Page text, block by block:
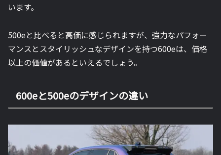
います。
500eと比べると高価に感じられますが、強力なパフォー
マンスとスタイリッシュなデザインを持つ600eは、価格
以上の価値があるといえるでしょう。
600eと500eのデザインの違い